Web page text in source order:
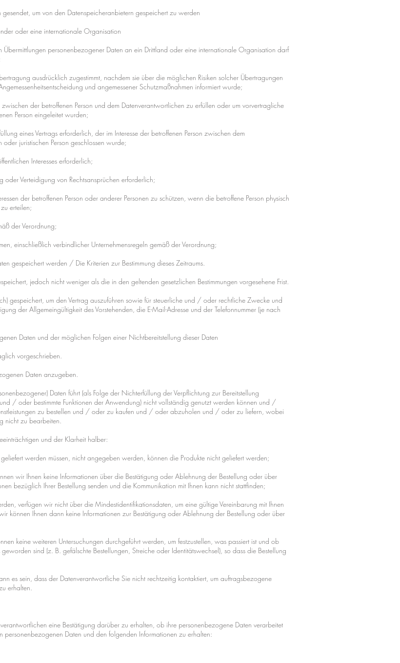
um von den Datenspeicheranbietern gespeichert zu werden
oder eine internationale Organisation
personenbezogener Daten an ein Drittland oder eine internationale Organisation darf
ausdrücklich zugestimmt, nachdem sie über die möglichen Risiken solcher Übertragungen
und angemessener Schutzmaßnahmen informiert wurde;
der betroffenen Person und dem Datenverantwortlichen zu erfüllen oder um vorvertragliche
Person eingeleitet wurden;
eines Vertrags erforderlich, der im Interesse der betroffenen Person zwischen dem
juristischen Person geschlossen wurde;
Interesses erforderlich;
Verteidigung von Rechtsansprüchen erforderlich;
der betroffenen Person oder anderer Personen zu schützen, wenn die betroffene Person physisch
erteilen;
der Verordnung;
einschließlich verbindlicher Unternehmensregeln gemäß der Verordnung;
gespeichert werden / Die Kriterien zur Bestimmung dieses Zeitraums.
jedoch nicht weniger als die in den geltenden gesetzlichen Bestimmungen vorgesehene Frist.
gespeichert, um den Vertrag auszuführen sowie für steuerliche und / oder rechtliche Zwecke und
der Allgemeingültigkeit des Vorstehenden, die E-Mail-Adresse und der Telefonnummer (je nach
Daten und der möglichen Folgen einer Nichtbereitstellung dieser Daten
vorgeschrieben.
Daten anzugeben.
Daten führt (als Folge der Nichterfüllung der Verpflichtung zur Bereitstellung
/ oder bestimmte Funktionen der Anwendung) nicht vollständig genutzt werden können und /
zu bestellen und / oder zu kaufen und / oder abzuholen und / oder zu liefern, wobei
nicht zu bearbeiten.
und der Klarheit halber:
werden müssen, nicht angegeben werden, können die Produkte nicht geliefert werden;
wir Ihnen keine Informationen über die Bestätigung oder Ablehnung der Bestellung oder über
bezüglich Ihrer Bestellung senden und die Kommunikation mit Ihnen kann nicht stattfinden;
verfügen wir nicht über die Mindestidentifikationsdaten, um eine gültige Vereinbarung mit Ihnen
können Ihnen dann keine Informationen zur Bestätigung oder Ablehnung der Bestellung oder über
keine weiteren Untersuchungen durchgeführt werden, um festzustellen, was passiert ist und ob
sind (z. B. gefälschte Bestellungen, Streiche oder Identitätswechsel), so dass die Bestellung
es sein, dass der Datenverantwortliche Sie nicht rechtzeitig kontaktiert, um auftragsbezogene
erhalten.
eine Bestätigung darüber zu erhalten, ob ihre personenbezogene Daten verarbeitet
Daten und den folgenden Informationen zu erhalten: